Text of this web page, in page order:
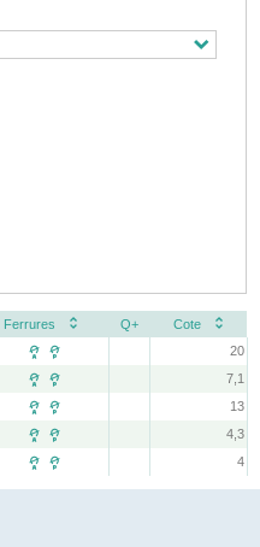
Ferrures Q+
Cote
 
20
 
7,1
 
13
 
4,3
  4